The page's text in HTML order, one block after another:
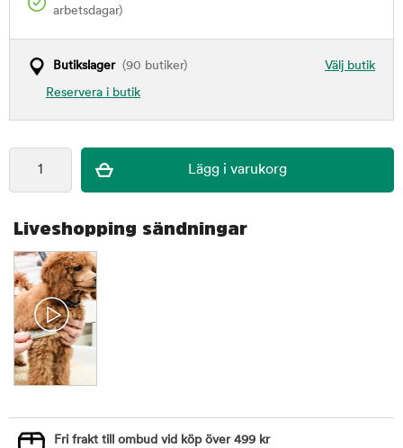
arbetsdagar)
Välj butik
Butikslager(90 butiker)
Reservera i butik
Liveshopping sändningar
Fri frakt till ombud vid köp över 499 kr